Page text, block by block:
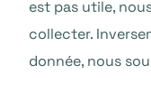
est pas utile,
collecter.
donnée, nous